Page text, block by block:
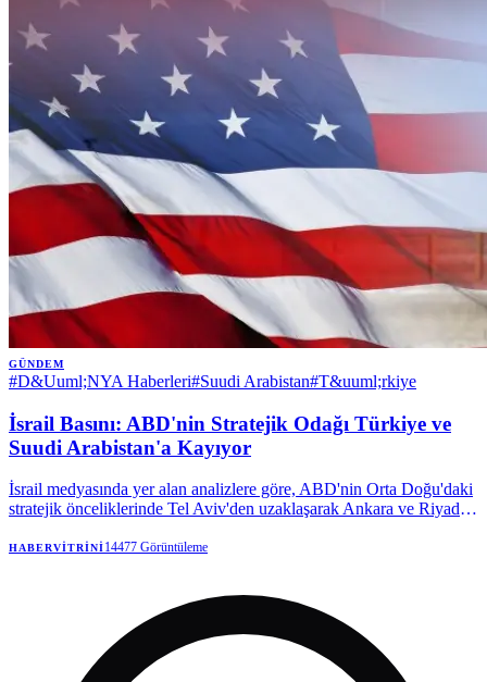
GÜNDEM
#D&Uuml;NYA Haberleri#Suudi Arabistan#T&uuml;rkiye
İsrail Basını: ABD'nin Stratejik Odağı Türkiye ve
Suudi Arabistan'a Kayıyor
İsrail medyasında yer alan analizlere göre, ABD'nin Orta Doğu'daki
stratejik önceliklerinde Tel Aviv'den uzaklaşarak Ankara ve Riyad'a
değişikliğinin en somut delili olduğu vurgulanıyor.
HABERVITRINI14477 Görüntüleme